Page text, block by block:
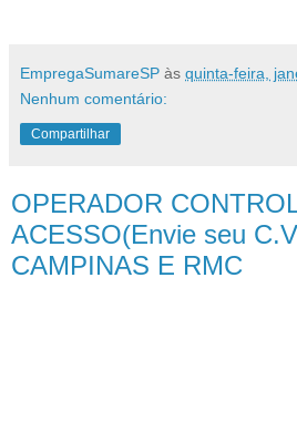
EmpregaSumareSP às quinta-feira,
Nenhum comentário:
Compartilhar
OPERADOR
ACESSO(Envie seu
CAMPINAS E RMC